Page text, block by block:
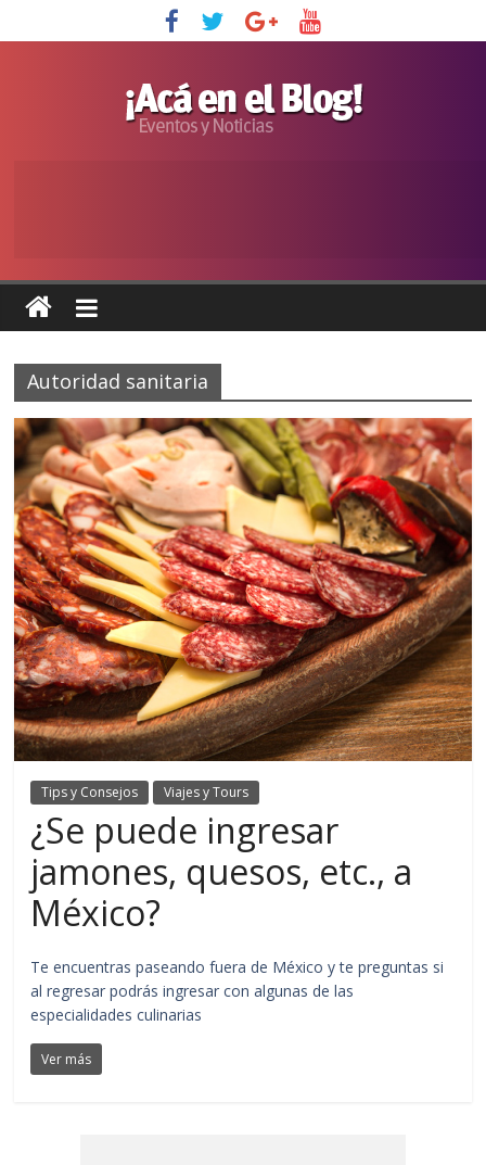
Autoridad sanitaria
Tips y Consejos Viajes y Tours
¿Se puede ingresar
jamones, quesos, etc., a
México?
Te encuentras paseando fuera de México y te preguntas si
al regresar podrás ingresar con algunas de las
especialidades culinarias
Ver más